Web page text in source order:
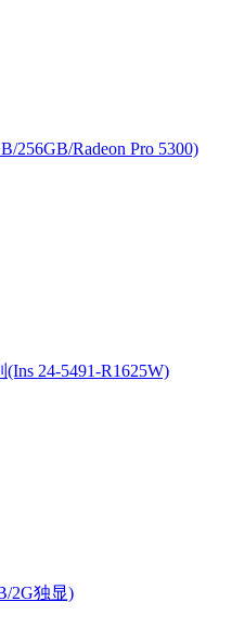
256GB/Radeon Pro 5300)
24-5491-R1625W)
2G独显)